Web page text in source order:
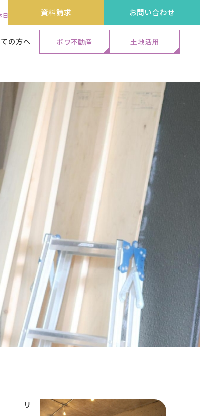
日
資料請求 お問い合わせ
代表メッセージ&ストーリー
外装リフォーム工事
エクステリア工事
外装リフォーム工事
エクステリア工事
外装リフォーム工事
エクステリア工事
の方へ
保証・アフターサービス
よくある質問
ボワ不動産 土地活用